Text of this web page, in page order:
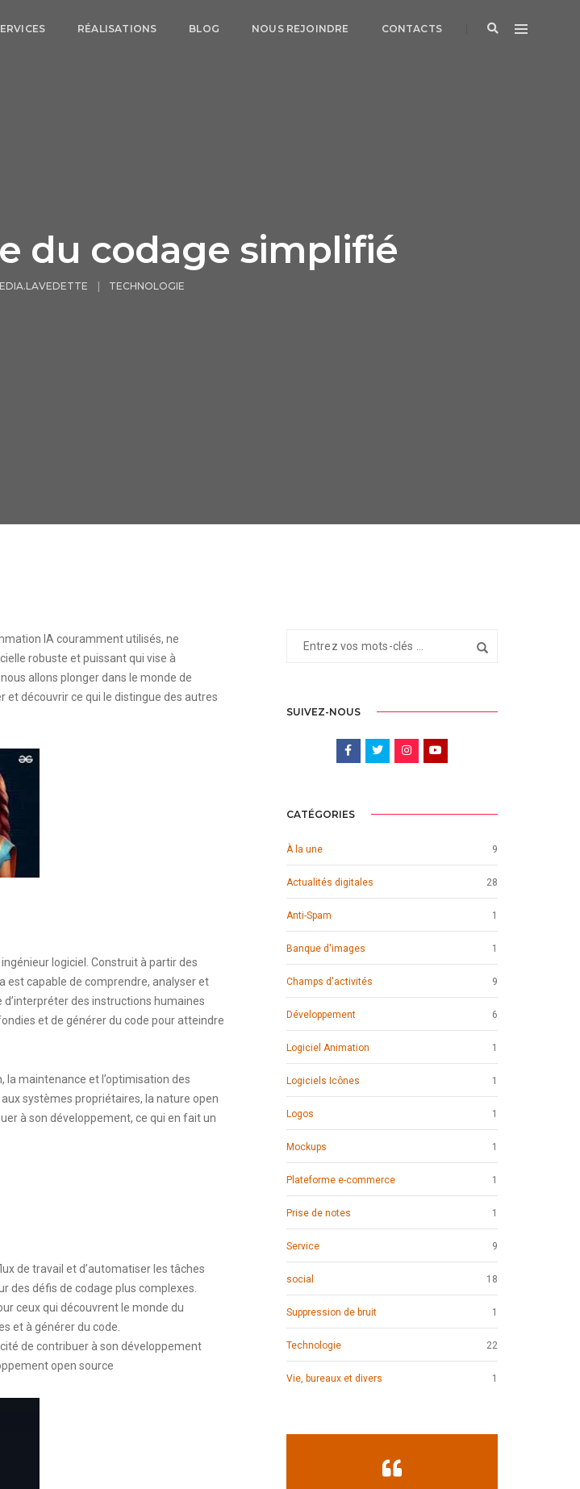
RÉALISATIONS BLOG NOUS REJOINDRE CONTACTS
du codage simplifié
TECHNOLOGIE
IA couramment utilisés, ne
robuste et puissant qui vise à
allons plonger dans le monde de
et découvrir ce qui le distingue des autres
logiciel. Construit à partir des
est capable de comprendre, analyser et
des instructions humaines
et de générer du code pour atteindre
maintenance et l’optimisation des
systèmes propriétaires, la nature open
à son développement, ce qui en fait un
de travail et d’automatiser les tâches
des défis de codage plus complexes.
ceux qui découvrent le monde du
et à générer du code.
de contribuer à son développement
open source
SUIVEZ-NOUS
CATÉGORIES
À la une 9
Actualités digitales 28
Anti-Spam 1
Banque d'images 1
Champs d'activités 9
Développement 6
Logiciel Animation 1
Logiciels Icônes 1
Logos 1
Mockups 1
Plateforme e-commerce 1
Prise de notes 1
Service 9
social 18
Suppression de bruit 1
Technologie 22
Vie, bureaux et divers 1